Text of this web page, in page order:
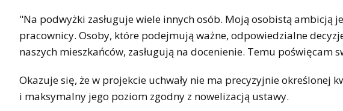
"Na podwyżki zasługuje wiele innych osób. Moją osobistą ambicją
pracownicy. Osoby, które podejmują ważne, odpowiedzialne
naszych mieszkańców, zasługują na docenienie. Temu poświęcam
Okazuje się, że w projekcie uchwały nie ma precyzyjnie określonej
i maksymalny jego poziom zgodny z nowelizacją ustawy.